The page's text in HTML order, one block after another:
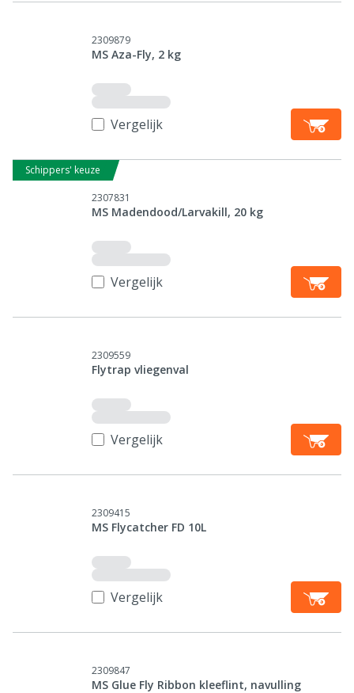
2309879
MS Aza-Fly, 2 kg
Vergelijk
Schippers' keuze
2307831
MS Madendood/Larvakill, 20 kg
Vergelijk
2309559
Flytrap vliegenval
Vergelijk
2309415
MS Flycatcher FD 10L
Vergelijk
2309847
MS Glue Fly Ribbon kleeflint, navulling